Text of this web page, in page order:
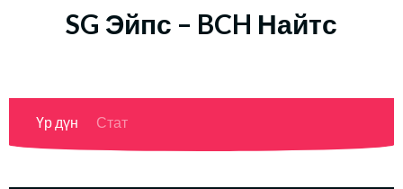
SG Эйпс – BCH Найтс
Үр дүн Стат